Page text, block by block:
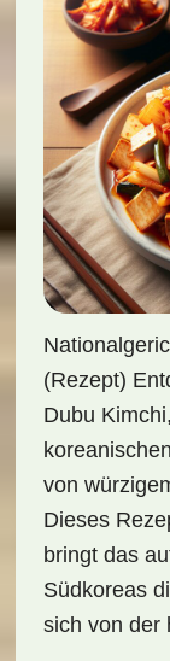
(Rezept)
Dubu
von
Dieses
bringt das
Südkoreas
sich von